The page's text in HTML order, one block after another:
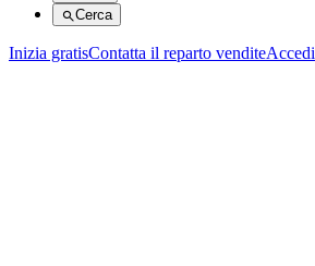
Cerca
Inizia gratisContatta il reparto venditeAccedi